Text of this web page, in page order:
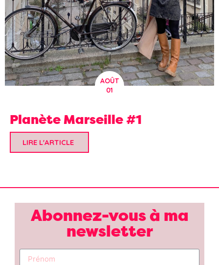
AOÛT
01
Planète Marseille #1
LIRE L'ARTICLE
Abonnez-vous à ma
newsletter